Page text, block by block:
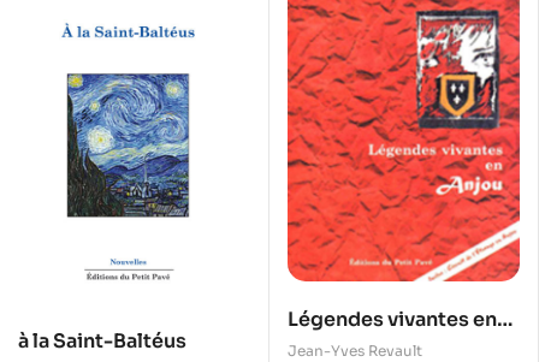
à la Saint-Baltéus
Légendes vivantes en
Anjou
Jean-Yves Revault